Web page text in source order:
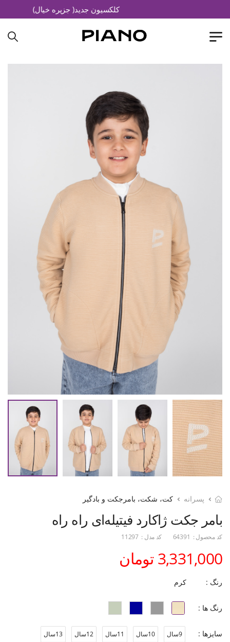
کلکسیون جدید( جزیره خیال)
پسرانه کت، شکت، بامرجکت و بادگیر
بامر جکت ژاکارد فیتیله‌ای راه راه
کد محصول : 64391 کد مدل : 11297
3,331,000 تومان
رنگ : کرم
رنگ ها :
سایزها : 9سال 10سال 11سال 12سال 13سال